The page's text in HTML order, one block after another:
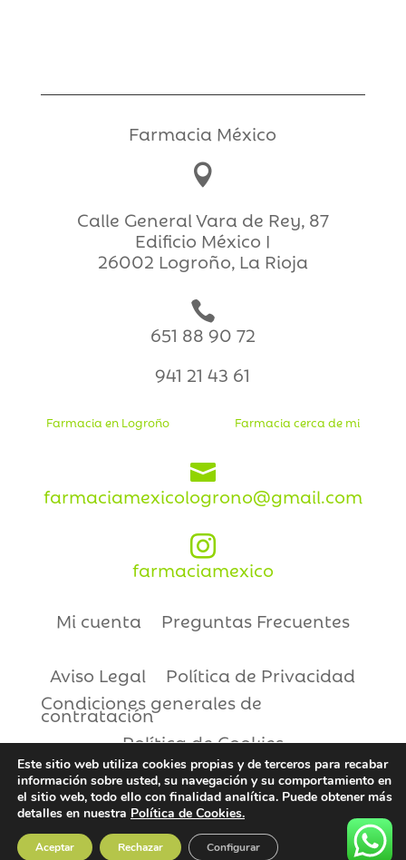
Farmacia México

Calle General Vara de Rey, 87
Edificio México I
26002 Logroño, La Rioja

651 88 90 72
941 21 43 61
Farmacia en Logroño Farmacia cerca de mi

farmaciamexicologrono@gmail.com

farmaciamexico
Mi cuenta Preguntas Frecuentes
Aviso Legal
Política de Privacidad
Condiciones generales de
contratación
Política de Cookies
Copyright © 2021 | Farmacia México
Este sitio web utiliza cookies propias y de terceros para recabar
información sobre usted, su navegación y su comportamiento en
el sitio web, todo ello con finalidad analítica. Puede obtener más
detalles en nuestra Política de Cookies.
Aceptar Rechazar Configurar